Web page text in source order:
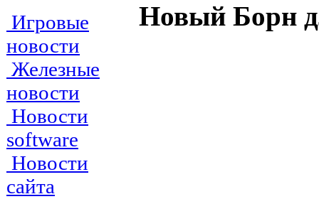
Игровые
новости
Железные
новости
Новости
software
Новости
сайта
Новый Борн